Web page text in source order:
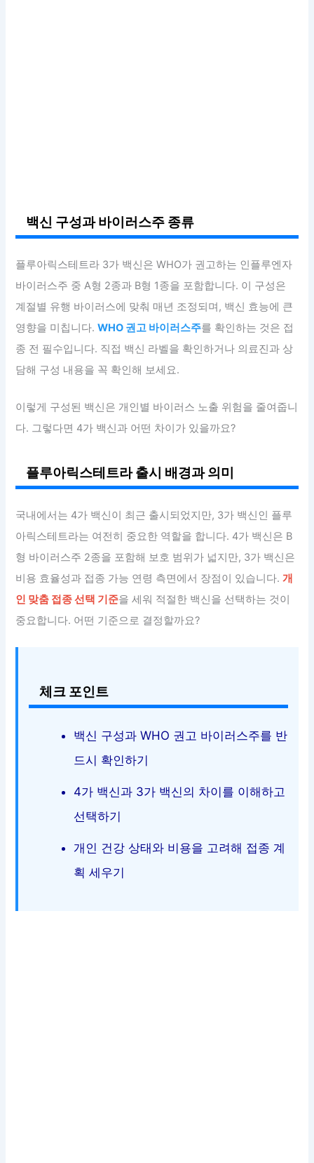
백신 구성과 바이러스주 종류
플루아릭스테트라 3가 백신은 WHO가 권고하는 인플루엔자
바이러스주 중 A형 2종과 B형 1종을 포함합니다. 이 구성은
계절별 유행 바이러스에 맞춰 매년 조정되며, 백신 효능에 큰
영향을 미칩니다.WHO 권고 바이러스주를 확인하는 것은 접
종 전 필수입니다. 직접 백신 라벨을 확인하거나 의료진과 상
담해 구성 내용을 꼭 확인해 보세요.
이렇게 구성된 백신은 개인별 바이러스 노출 위험을 줄여줍니
다. 그렇다면 4가 백신과 어떤 차이가 있을까요?
플루아릭스테트라 출시 배경과 의미
국내에서는 4가 백신이 최근 출시되었지만, 3가 백신인 플루
아릭스테트라는 여전히 중요한 역할을 합니다. 4가 백신은 B
형 바이러스주 2종을 포함해 보호 범위가 넓지만, 3가 백신은
비용 효율성과 접종 가능 연령 측면에서 장점이 있습니다.개
인 맞춤 접종 선택 기준을 세워 적절한 백신을 선택하는 것이
중요합니다. 어떤 기준으로 결정할까요?
체크 포인트
백신 구성과 WHO 권고 바이러스주를 반
드시 확인하기
4가 백신과 3가 백신의 차이를 이해하고
선택하기
개인 건강 상태와 비용을 고려해 접종 계
획 세우기